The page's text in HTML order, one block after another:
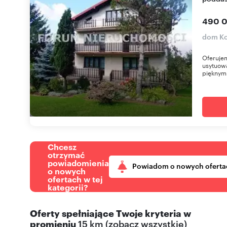
490
dom
Chcesz
otrzymać
powiadomienia
o nowych
ofertach w tej
kategorii?
Powiadom o nowych
Oferty spełniające Twoje kryteria w
promieniu15 km (zobacz wszystkie)